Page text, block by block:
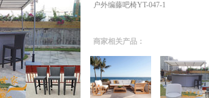
户外编藤吧椅YT-047-1
商家相关产品：